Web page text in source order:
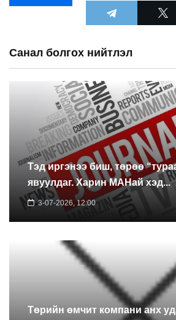
Санал болгох нийтлэл
Тэд иргэнээ биш, төрөө
явуулдаг. Харин МАНай хэд...
3-07-2026, 12:00
Төрийн өмчит компани анх